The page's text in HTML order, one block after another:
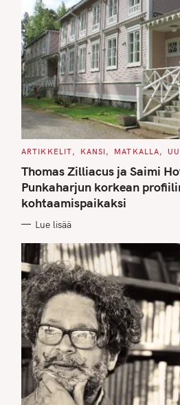
C
T
E
G
O
R
I
S
ARTIKKELIT KANSI MATKALLA
Thomas Zilliacus ja Saimi
Punkaharjun korkean
kohtaamispaikaksi
Lue lisää